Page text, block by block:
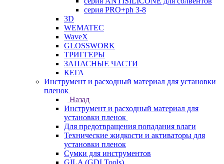
серия PRO+ph 3-8
3D
WEMATEC
WaveX
GLOSSWORK
ТРИГГЕРЫ
ЗАПАСНЫЕ ЧАСТИ
КЕГА
Инструмент и расходный материал для установки
пленок
Назад
Инструмент и расходный материал для
установки пленок
Для предотвращения попадания влаги
Технические жидкости и активаторы для
установки пленок
Сумки для инструментов
GILA (GDI Tools)